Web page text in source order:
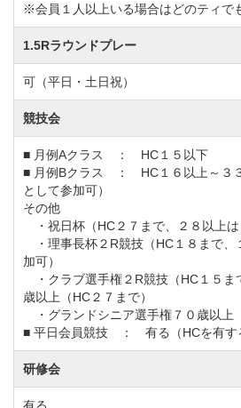
※会員１人以上いる場合はどのティで
1.5Rラウンドプレー
可（平日・土日祝）
競技会
■ 月例Aクラス ： HC１５以下
■ 月例Bクラス ： HC１６以上～３
として参加可）
その他
・祝日杯（HC２７まで、２８以上は
・理事長杯２R競技（HC１８まで、
加可）
・クラブ選手権２R競技（HC１５ま
歳以上（HC２７まで）
・グランドシニア選手権７０歳以上
■ 平日会員競技 ： 有る（HCを有す
研修会
有る